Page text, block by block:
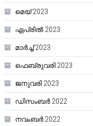
മെയ്‌ 2023
ഏപ്രിൽ 2023
മാർച്ച്‌ 2023
ഫെബ്രുവരി 2023
ജനുവരി 2023
ഡിസംബർ 2022
നവംബർ 2022